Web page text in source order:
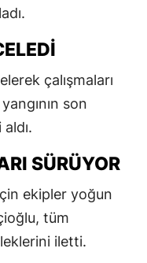
çalışmaları
son
SÜRÜYOR
ekipler yoğun
tüm
iletti.